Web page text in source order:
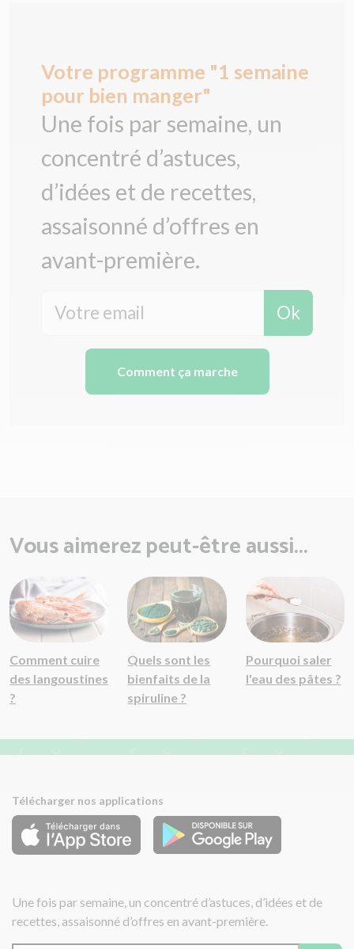
Votre programme "1 semaine
pour bien manger"
Une fois par semaine, un
concentré d’astuces,
d’idées et de recettes,
assaisonné d’offres en
avant-première.
Ok
Comment ça marche
Vous aimerez peut-être aussi...
Comment cuire
des langoustines
?
Quels sont les
bienfaits de la
spiruline ?
Pourquoi saler
l'eau des pâtes ?
Télécharger nos applications
Une fois par semaine, un concentré d’astuces, d’idées et de
recettes, assaisonné d’offres en avant-première.